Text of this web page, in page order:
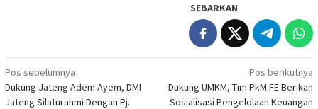
SEBARKAN
Navigasi
pos
Pos sebelumnya
Dukung Jateng Adem Ayem, DMI
Jateng Silaturahmi Dengan Pj.
Pos berikutnya
Dukung UMKM, Tim PkM FE Berikan
Sosialisasi Pengelolaan Keuangan